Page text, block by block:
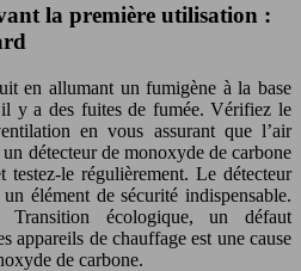
la première utilisation :
en allumant un fumigène à la base
y a des fuites de fumée. Vérifiez le
en vous assurant que l’air
détecteur de monoxyde de carbone
le régulièrement. Le détecteur
élément de sécurité indispensable.
écologique, un défaut
appareils de chauffage est une cause
de carbone.